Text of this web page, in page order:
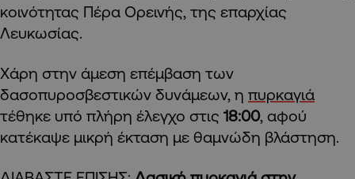
κοινότητας Πέρα Ορεινής, της επαρχίας
Λευκωσίας.
Χάρη στην άμεση επέμβαση των
δασοπυροσβεστικών δυνάμεων, η πυρκαγιά
τέθηκε υπό πλήρη έλεγχο στις 18:00, αφού
κατέκαψε μικρή έκταση με θαμνώδη βλάστηση.